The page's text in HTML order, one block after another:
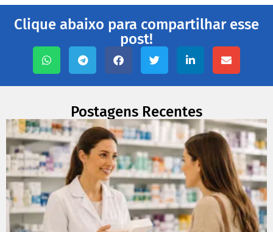
Clique abaixo para compartilhar esse
post!
Postagens Recentes